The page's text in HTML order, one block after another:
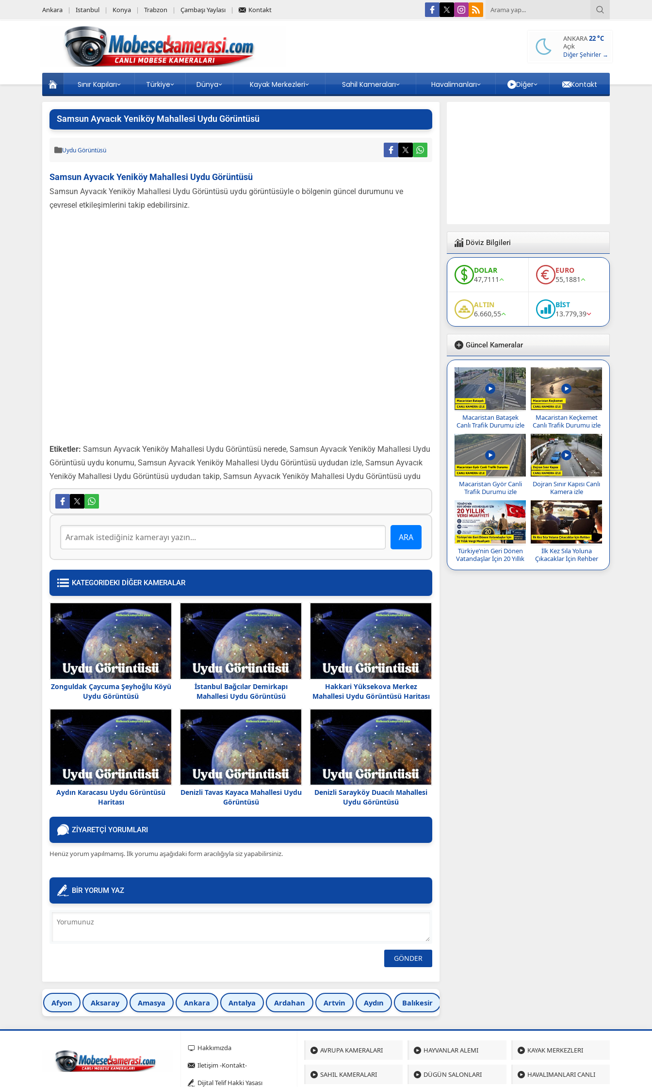
Ankara Istanbul Konya Trabzon Çambaşı Yaylası Kontakt
ANKARA22 °C
Açık
Diğer Şehirler →
Sınır Kapıları Türkiye Dünya Kayak Merkezleri Sahil Kameraları Havalimanları Diğer Kontakt
Samsun Ayvacık Yeniköy Mahallesi Uydu Görüntüsü
Uydu Görüntüsü
Samsun Ayvacık Yeniköy Mahallesi Uydu Görüntüsü
Samsun Ayvacık Yeniköy Mahallesi Uydu Görüntüsü uydu görüntüsüyle o bölgenin güncel durumunu ve
çevresel etkileşimlerini takip edebilirsiniz.
Etiketler: Samsun Ayvacık Yeniköy Mahallesi Uydu Görüntüsü nerede, Samsun Ayvacık Yeniköy Mahallesi Uydu
Görüntüsü uydu konumu, Samsun Ayvacık Yeniköy Mahallesi Uydu Görüntüsü uydudan izle, Samsun Ayvacık
Yeniköy Mahallesi Uydu Görüntüsü uydudan takip, Samsun Ayvacık Yeniköy Mahallesi Uydu Görüntüsü uydu
KATEGORIDEKI DİĞER KAMERALAR
Zonguldak Çaycuma Şeyhoğlu Köyü
Uydu Görüntüsü
İstanbul Bağcılar Demirkapı
Mahallesi Uydu Görüntüsü
Hakkari Yüksekova Merkez
Mahallesi Uydu Görüntüsü Haritası
Aydın Karacasu Uydu Görüntüsü
Haritası
Denizli Tavas Kayaca Mahallesi Uydu
Görüntüsü
Denizli Sarayköy Duacılı Mahallesi
Uydu Görüntüsü
ZİYARETÇİ YORUMLARI
Henüz yorum yapılmamış. İlk yorumu aşağıdaki form aracılığıyla siz yapabilirsiniz.
BİR YORUM YAZ
Afyon Aksaray Amasya Ankara Antalya Ardahan Artvin Aydın Balıkesir
Döviz Bilgileri
DOLAR
47,7111
EURO
55,1881
ALTIN
6.660,55
BİST
13.779,39
Güncel Kameralar
Macaristan Bataşek
Canlı Trafik Durumu izle
Macaristan Keçkemet
Canlı Trafik Durumu izle
Macaristan Györ Canli
Trafik Durumu izle
Dojran Sınır Kapısı Canlı
Kamera izle
Türkiye’nin Geri Dönen
Vatandaşlar İçin 20 Yıllık
İlk Kez Sıla Yoluna
Çıkacaklar İçin Rehber
Hakkımızda
Iletişim -Kontakt-
Dijital Telif Hakki Yasası
AVRUPA KAMERALARI HAYVANLAR ALEMI KAYAK MERKEZLERI
SAHIL KAMERALARI DÜGÜN SALONLARI HAVALIMANLARI CANLI